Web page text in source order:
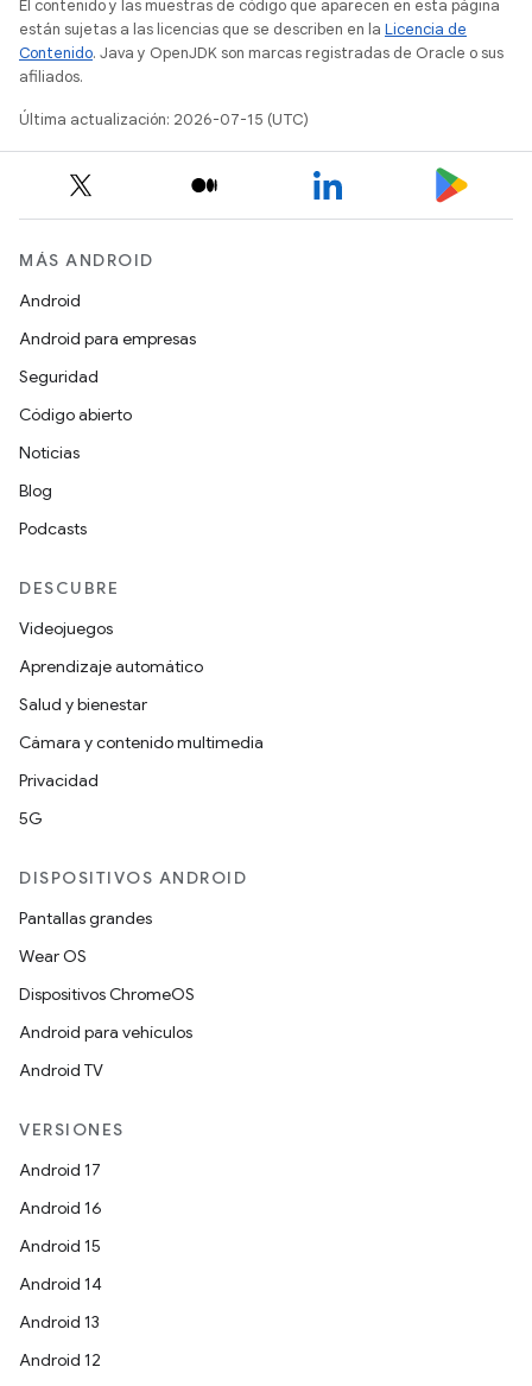
El contenido y las muestras de código que aparecen en esta página
están sujetas a las licencias que se describen en la Licencia de
Contenido. Java y OpenJDK son marcas registradas de Oracle o sus
afiliados.
Última actualización: 2026-07-15 (UTC)
MÁS ANDROID
Android
Android para empresas
Seguridad
Código abierto
Noticias
Blog
Podcasts
DESCUBRE
Videojuegos
Aprendizaje automático
Salud y bienestar
Cámara y contenido multimedia
Privacidad
5G
DISPOSITIVOS ANDROID
Pantallas grandes
Wear OS
Dispositivos ChromeOS
Android para vehículos
Android TV
VERSIONES
Android 17
Android 16
Android 15
Android 14
Android 13
Android 12